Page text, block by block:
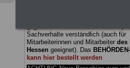
Sachverhalte verständlich (auch für
Mitarbeiterinnen und Mitarbeiter des
Hessen geeignet). Das
kann hier bestellt werden